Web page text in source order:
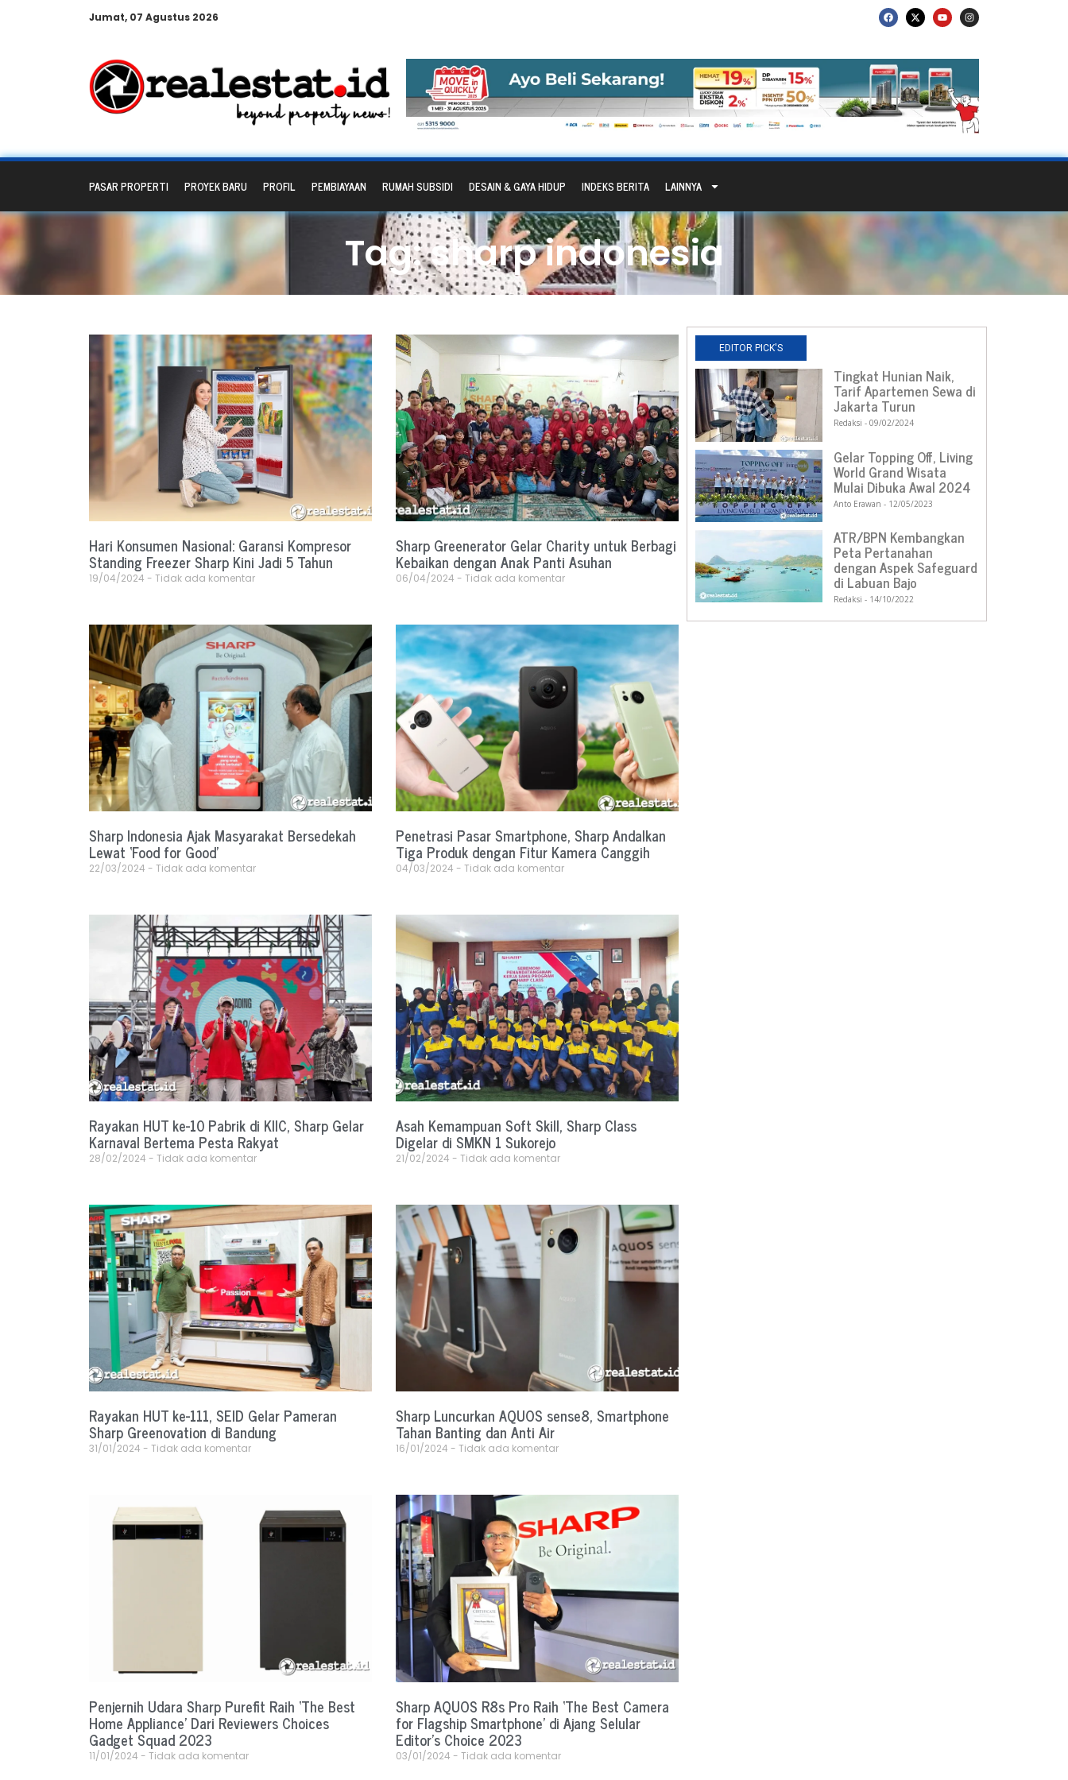
Jumat, 07 Agustus 2026
PASAR PROPERTI PROYEK BARU PROFIL PEMBIAYAAN RUMAH SUBSIDI DESAIN & GAYA HIDUP INDEKS BERITA LAINNYA
Tag: sharp indonesia
Hari Konsumen Nasional: Garansi Kompresor
Standing Freezer Sharp Kini Jadi 5 Tahun
19/04/2024 Tidak ada komentar
Sharp Greenerator Gelar Charity untuk Berbagi
Kebaikan dengan Anak Panti Asuhan
06/04/2024 Tidak ada komentar
Sharp Indonesia Ajak Masyarakat Bersedekah
Lewat ‘Food for Good’
22/03/2024 Tidak ada komentar
Penetrasi Pasar Smartphone, Sharp Andalkan
Tiga Produk dengan Fitur Kamera Canggih
04/03/2024 Tidak ada komentar
Rayakan HUT ke-10 Pabrik di KIIC, Sharp Gelar
Karnaval Bertema Pesta Rakyat
28/02/2024 Tidak ada komentar
Asah Kemampuan Soft Skill, Sharp Class
Digelar di SMKN 1 Sukorejo
21/02/2024 Tidak ada komentar
Rayakan HUT ke-111, SEID Gelar Pameran
Sharp Greenovation di Bandung
31/01/2024 Tidak ada komentar
Sharp Luncurkan AQUOS sense8, Smartphone
Tahan Banting dan Anti Air
16/01/2024 Tidak ada komentar
Penjernih Udara Sharp Purefit Raih ‘The Best
Home Appliance’ Dari Reviewers Choices
Gadget Squad 2023
11/01/2024 Tidak ada komentar
Sharp AQUOS R8s Pro Raih ‘The Best Camera
for Flagship Smartphone’ di Ajang Selular
Editor’s Choice 2023
03/01/2024 Tidak ada komentar
EDITOR PICK'S
Tingkat Hunian Naik,
Tarif Apartemen Sewa di
Jakarta Turun
Redaksi 09/02/2024
Gelar Topping Off, Living
World Grand Wisata
Mulai Dibuka Awal 2024
Anto Erawan 12/05/2023
ATR/BPN Kembangkan
Peta Pertanahan
dengan Aspek Safeguard
di Labuan Bajo
Redaksi 14/10/2022